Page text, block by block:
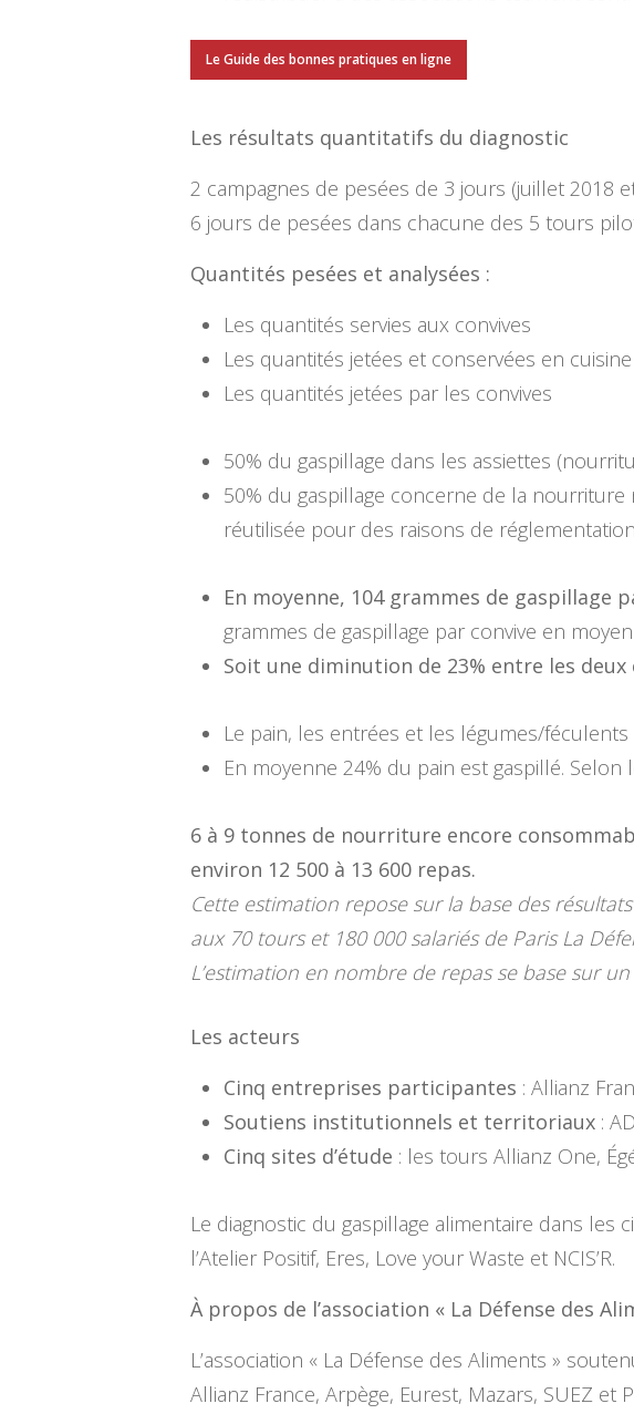
Le Guide des bonnes pratiques en ligne
Les résultats quantitatifs du diagnostic
2 campagnes de pesées de 3 jours (juillet 2018
6 jours de pesées dans chacune des 5 tours
Quantités pesées et analysées :
Les quantités servies aux convives
Les quantités jetées et conservées en cuisine
Les quantités jetées par les convives
50% du gaspillage dans les assiettes
50% du gaspillage concerne de la
réutilisée pour des raisons de
En moyenne, 104 grammes de gaspillage
grammes de gaspillage par convive en
Soit une diminution de 23% entre les
Le pain, les entrées et les légumes/
En moyenne 24% du pain est gaspillé.
6 à 9 tonnes de nourriture encore
environ 12 500 à 13 600 repas.
Cette estimation repose sur la base des
aux 70 tours et 180 000 salariés de Paris La
L’estimation en nombre de repas se base sur
Les acteurs
Cinq entreprises participantes : Allianz
Soutiens institutionnels et territoriaux :
Cinq sites d’étude : les tours Allianz One,
Le diagnostic du gaspillage alimentaire dans les
l’Atelier Positif, Eres, Love your Waste et NCIS’R.
À propos de l’association « La Défense des
L’association « La Défense des Aliments »
Allianz France, Arpège, Eurest, Mazars, SUEZ